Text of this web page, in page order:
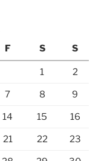
F S S
1 2
7 8 9
14 15 16
21 22 23